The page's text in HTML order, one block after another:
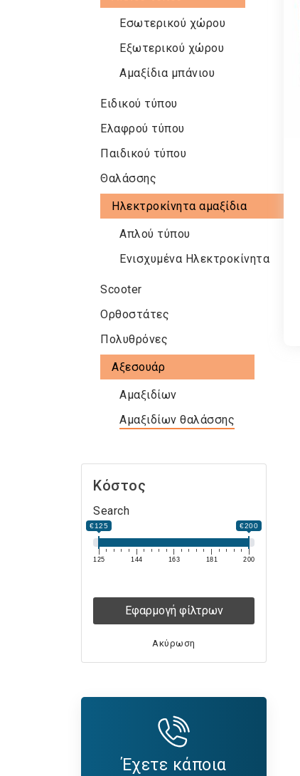
Εσωτερικού χώρου
Εξωτερικού χώρου
Αμαξίδια μπάνιου
Ειδικού τύπου
Ελαφρού τύπου
Παιδικού τύπου
Θαλάσσης
Ηλεκτροκίνητα αμαξίδια
Απλού τύπου
Ενισχυμένα Ηλεκτροκίνητα
Scooter
Ορθοστάτες
Πολυθρόνες
Αξεσουάρ
Αμαξιδίων
Αμαξιδίων θαλάσσης
Κόστος
Search
€125 €200
125 144 163 181 200
Εφαρμογή φίλτρων
Ακύρωση
Έχετε κάποια